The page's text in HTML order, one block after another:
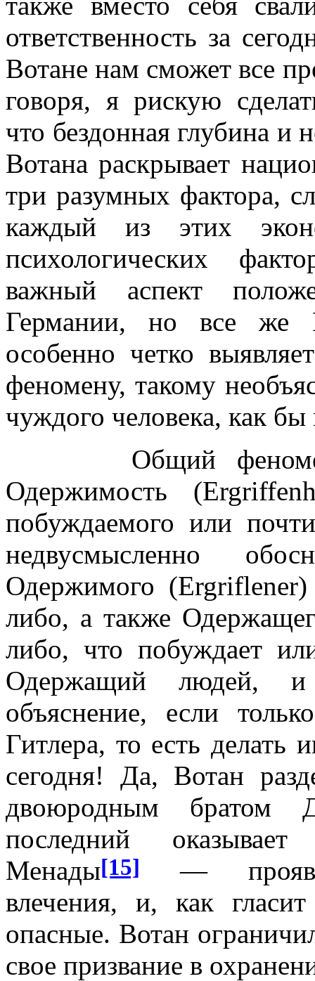
ответственность за
Вотане нам сможет все
говоря, я рискую
что бездонная глубина и
Вотана раскрывает
три разумных фактора,
каждый из этих
психологических
важный аспект
Германии, но все же
особенно четко
феномену, такому
чуждого человека, как
Общий феномен
Одержимость
побуждаемого или
недвусмысленно
Одержимого
либо, а также
либо, что побуждает
Одержащий людей, и
объяснение, если
Гитлера, то есть
сегодня! Да, Вотан
двоюродным братом
последний
Менады[15]
—
влечения, и, как
опасные. Вотан
свое призвание в